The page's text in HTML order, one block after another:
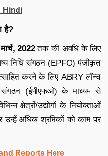
Hindi
है?
2022तक की अवधि के लिए
निधि संगठन (EPFO) पंजीकृत
करने के लिए ABRY लॉन्च
संगठन (ईपीएफओ) के माध्यम से
क्षेत्रों/उद्योगों के नियोक्ताओं
उन्हें अधिक श्रमिकों को काम पर
Reports Here